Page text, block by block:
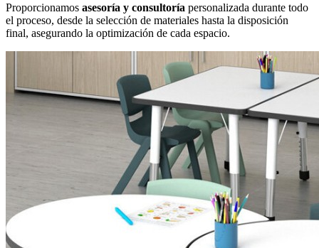
Proporcionamos asesoría y consultoría personalizada durante todo
el proceso, desde la selección de materiales hasta la disposición
final, asegurando la optimización de cada espacio.